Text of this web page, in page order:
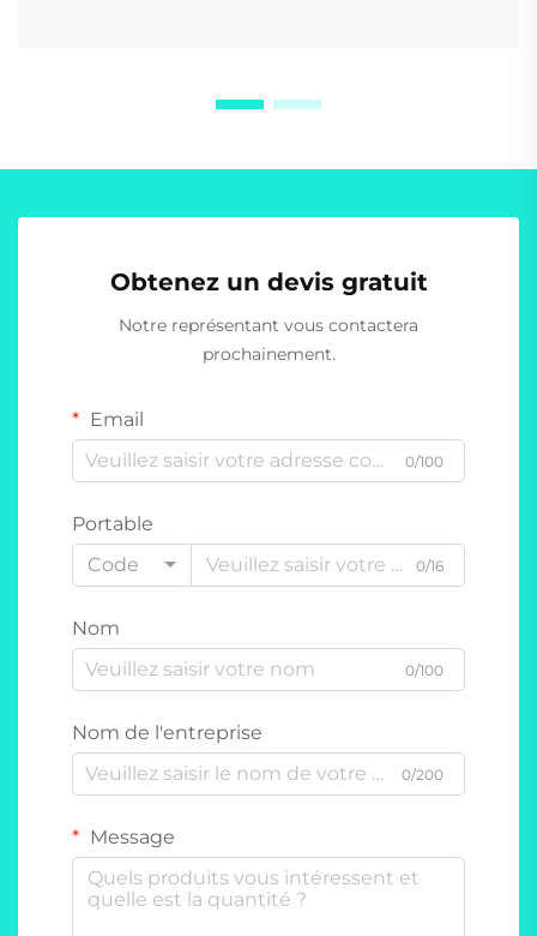
Obtenez un devis gratuit
Notre représentant vous contactera
prochainement.
Email
0/100
Portable
Code
0/16
Nom
0/100
Nom de l'entreprise
0/200
Message